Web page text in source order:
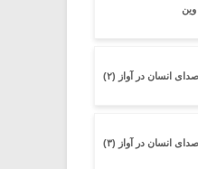
وین
انسان در آواز (۲)
انسان در آواز (۳)